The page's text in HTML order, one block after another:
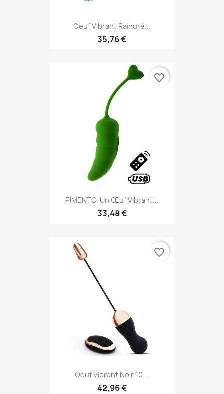
Oeuf Vibrant Rainuré...
35,76 €
PIMENTO, Un Œuf Vibrant...
33,48 €
favorite_border
Oeuf Vibrant Noir 10...
42,96 €
favorite_border